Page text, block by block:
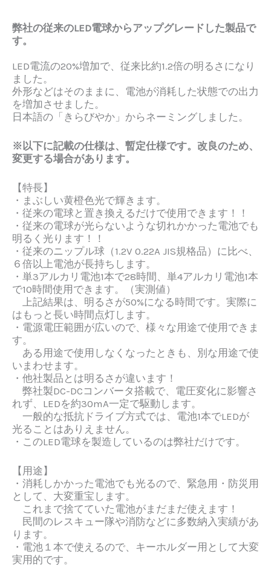
弊社の従来のLED電球からアップグレードした製品で
す。
LED電流の20%増加で、従来比約1.2倍の明るさ になり
ました。
外形などはそのままに、電池が消耗した状態での出力
を増加させました。
日本語の「きらびやか」からネーミングしました。
※以下に記載の仕様は、暫定仕様です。改良のため、
変更する場合があります。
【特長】
・ まぶしい黄橙色光で輝きます。
・ 従来の電球と置き換えるだけで使用できます！！
・従来の電球が光らないような切れかかった電池でも
明るく光ります！！
・従来のニップル球（1.2V 0.22A JIS規格品）に比べ、
６倍以上電池が長持ち します。
・ 単3アルカリ電池1本で28時間 、 単4アルカリ電池1本
で10時間使用できます。（実測値）
上記結果は、明るさが50%になる時間です。実際に
はもっと長い時間点灯します。
・電源電圧範囲が広いので、様々な用途で使用できま
す。
ある用途で使用しなくなったときも、別な用途で使
いまわせます。
・ 他社製品とは明るさが違います！
弊社製DC-DCコンバータ搭載で、電圧変化に影響さ
れず、LEDを約30mA一定で駆動します。
一般的な抵抗ドライブ方式では、電池1本でLEDが
光ることはありえません。
・このLED電球を製造しているのは弊社だけです。
【用途】
・消耗しかかった電池でも光るので、 緊急用・防災用
として、大変重宝します。
これまで捨てていた電池がまだまだ使えます！
民間のレスキュー隊や消防などに多数納入実績があ
ります。
・電池１本で使えるので、キーホルダー用として大変
実用的です。